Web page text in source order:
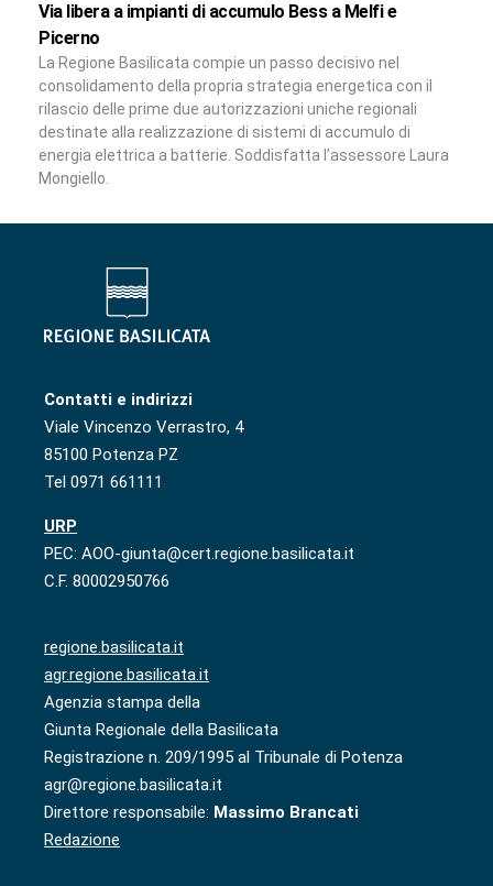
Via libera a impianti di accumulo Bess a Melfi e
Picerno
La Regione Basilicata compie un passo decisivo nel
consolidamento della propria strategia energetica con il
rilascio delle prime due autorizzazioni uniche regionali
destinate alla realizzazione di sistemi di accumulo di
energia elettrica a batterie. Soddisfatta l’assessore Laura
Mongiello.
Contatti e indirizzi
Viale Vincenzo Verrastro, 4
85100 Potenza PZ
Tel 0971 661111
URP
PEC: AOO-giunta@cert.regione.basilicata.it
C.F. 80002950766
regione.basilicata.it
agr.regione.basilicata.it
Agenzia stampa della
Giunta Regionale della Basilicata
Registrazione n. 209/1995 al Tribunale di Potenza
agr@regione.basilicata.it
Direttore responsabile: Massimo Brancati
Redazione